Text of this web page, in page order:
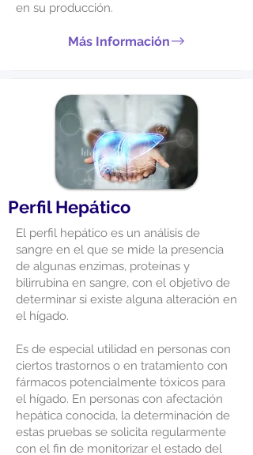
en su producción.
Más Información
Perfil Hepático
El perfil hepático es un análisis de
sangre en el que se mide la presencia
de algunas enzimas, proteínas y
bilirrubina en sangre, con el objetivo de
determinar si existe alguna alteración en
el hígado.
Es de especial utilidad en personas con
ciertos trastornos o en tratamiento con
fármacos potencialmente tóxicos para
el hígado. En personas con afectación
hepática conocida, la determinación de
estas pruebas se solicita regularmente
con el fin de monitorizar el estado del